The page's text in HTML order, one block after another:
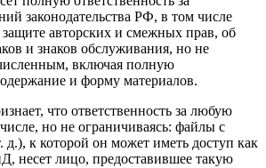
законодательства РФ, в том числе
защите авторских и смежных прав, об
и знаков обслуживания, но не
включая полную
и форму материалов.
что ответственность за любую
но не ограничиваясь: файлы с
к которой он может иметь доступ как
несет лицо, предоставившее такую